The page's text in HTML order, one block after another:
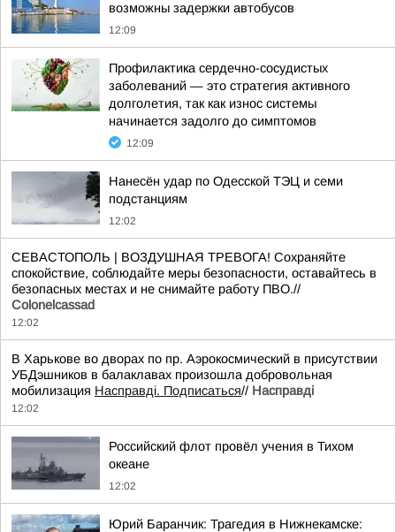
возможны задержки автобусов
12:09
Профилактика сердечно-сосудистых
заболеваний — это стратегия активного
долголетия, так как износ системы
начинается задолго до симптомов
12:09
Нанесён удар по Одесской ТЭЦ и семи
подстанциям
12:02
СЕВАСТОПОЛЬ | ВОЗДУШНАЯ ТРЕВОГА! Сохраняйте
спокойствие, соблюдайте меры безопасности, оставайтесь в
безопасных местах и не снимайте работу ПВО.//
Colonelcassad
12:02
В Харькове во дворах по пр. Аэрокосмический в присутствии
УБДэшников в балаклавах произошла добровольная
мобилизация Насправді. Подписаться// Насправдi
12:02
Российский флот провёл учения в Тихом
океане
12:02
Юрий Баранчик: Трагедия в Нижнекамске: